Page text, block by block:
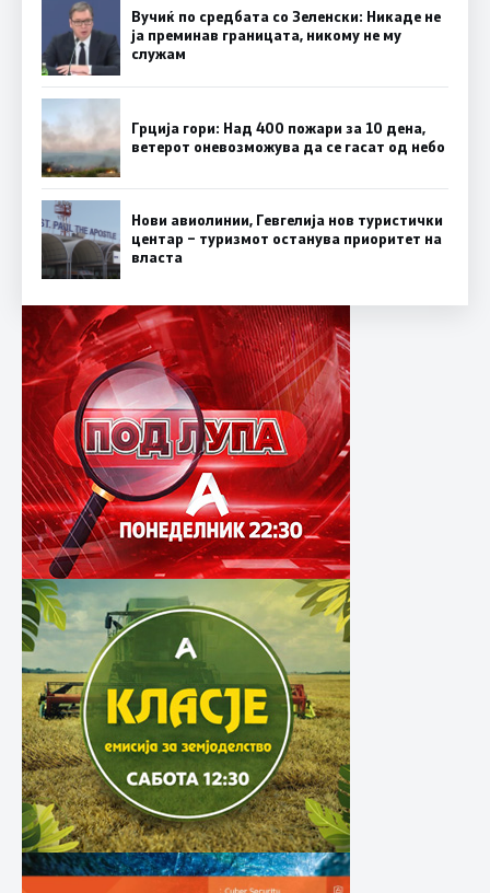
Вучиќ по средбата со Зеленски: Никаде не
ја преминав границата, никому не му
служам
Грција гори: Над 400 пожари за 10 дена,
ветерот оневозможува да се гасат од небо
Нови авиолинии, Гевгелија нов туристички
центар – туризмот останува приоритет на
власта